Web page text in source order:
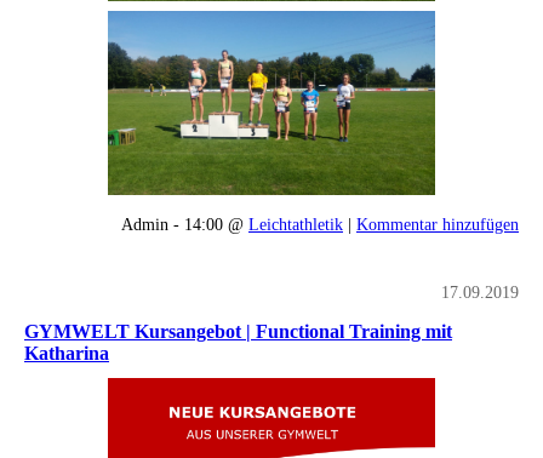
Admin - 14:00 @ Leichtathletik | Kommentar hinzufügen
17.09.2019
GYMWELT Kursangebot | Functional Training mit
Katharina